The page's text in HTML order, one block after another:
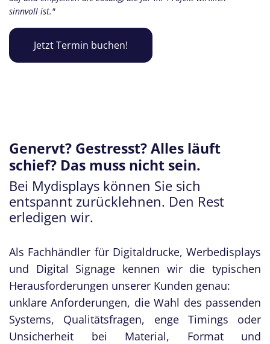
sinnvoll ist."
Jetzt Termin buchen!
Genervt? Gestresst? Alles läuft
schief? Das muss nicht sein.
Bei Mydisplays können Sie sich
entspannt zurücklehnen. Den Rest
erledigen wir.
Als Fachhändler für Digitaldrucke, Werbedisplays
und Digital Signage kennen wir die typischen
Herausforderungen unserer Kunden genau:
unklare Anforderungen, die Wahl des passenden
Systems, Qualitätsfragen, enge Timings oder
Unsicherheit bei Material, Format und